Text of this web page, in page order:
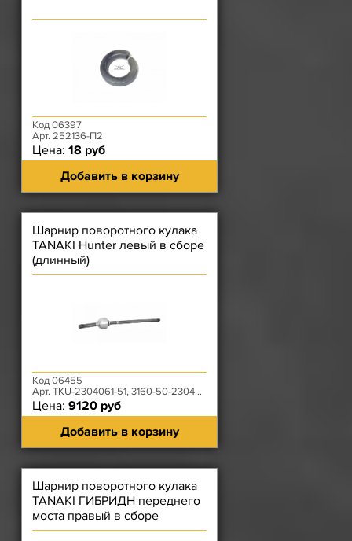
Код 06397
Арт. 252136-П2
Цена: 18 руб
Добавить в корзину
Шарнир поворотного кулака
TANAKI Hunter левый в сборе
(длинный)
Код 06455
Арт. TKU-2304061-51, 3160-50-2304061-395
Цена: 9120 руб
Добавить в корзину
Шарнир поворотного кулака
TANAKI ГИБРИДН переднего
моста правый в сборе
(короткий)